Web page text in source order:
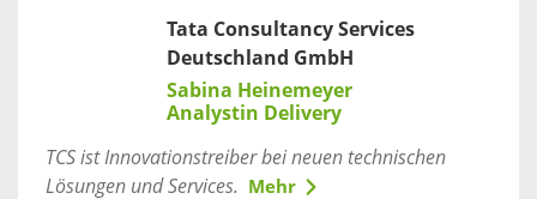
Tata Consultancy Services
Deutschland GmbH
Sabina Heinemeyer
Analystin Delivery
TCS ist Innovationstreiber bei neuen technischen
Lösungen und Services. Mehr